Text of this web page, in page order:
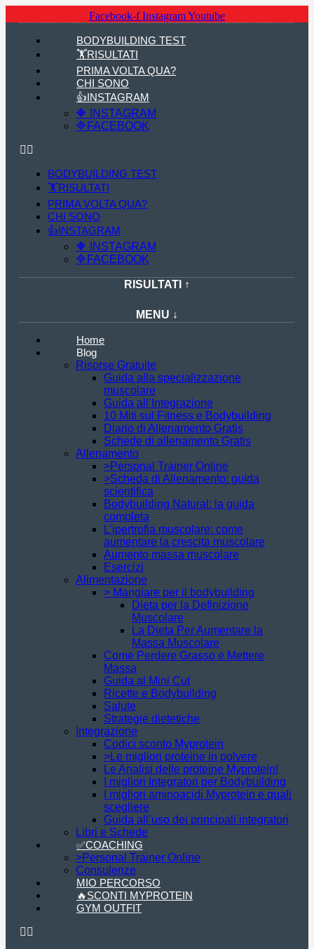
Facebook-f InstagramYoutube
BODYBUILDING TEST
🏋RISULTATI
PRIMA VOLTA QUA?
CHI SONO
👍INSTAGRAM
🔶 INSTAGRAM
🔷FACEBOOK
BODYBUILDING TEST
🏋RISULTATI
PRIMA VOLTA QUA?
CHI SONO
👍INSTAGRAM
🔶 INSTAGRAM
🔷FACEBOOK
RISULTATI ↑
MENU ↓
Home
Blog
Risorse Gratuite
Guida alla specializzazione
muscolare
Guida all’Integrazione
10 Miti sul Fitness e Bodybuilding
Diario di Allenamento Gratis
Schede di allenamento Gratis
Allenamento
>Personal Trainer Online
>Scheda di Allenamento: guida
scientifica
Bodybuilding Natural: la guida
completa
L’ipertrofia muscolare: come
aumentare la crescita muscolare
Aumento massa muscolare
Esercizi
Alimentazione
> Mangiare per il bodybuilding
Dieta per la Definizione
Muscolare
La Dieta Per Aumentare la
Massa Muscolare
Come Perdere Grasso e Mettere
Massa
Guida al Mini Cut
Ricette e Bodybuilding
Salute
Strategie dietetiche
Integrazione
Codici sconto Myprotein
>Le migliori proteine in polvere
Le Analisi delle proteine Myprotein!
I migliori Integratori per Bodybuilding
I migliori aminoacidi Myprotein e quali
scegliere
Guida all’uso dei principali integratori
Libri e Schede
✅COACHING
>Personal Trainer Online
Consulenze
MIO PERCORSO
🔥SCONTI MYPROTEIN
GYM OUTFIT